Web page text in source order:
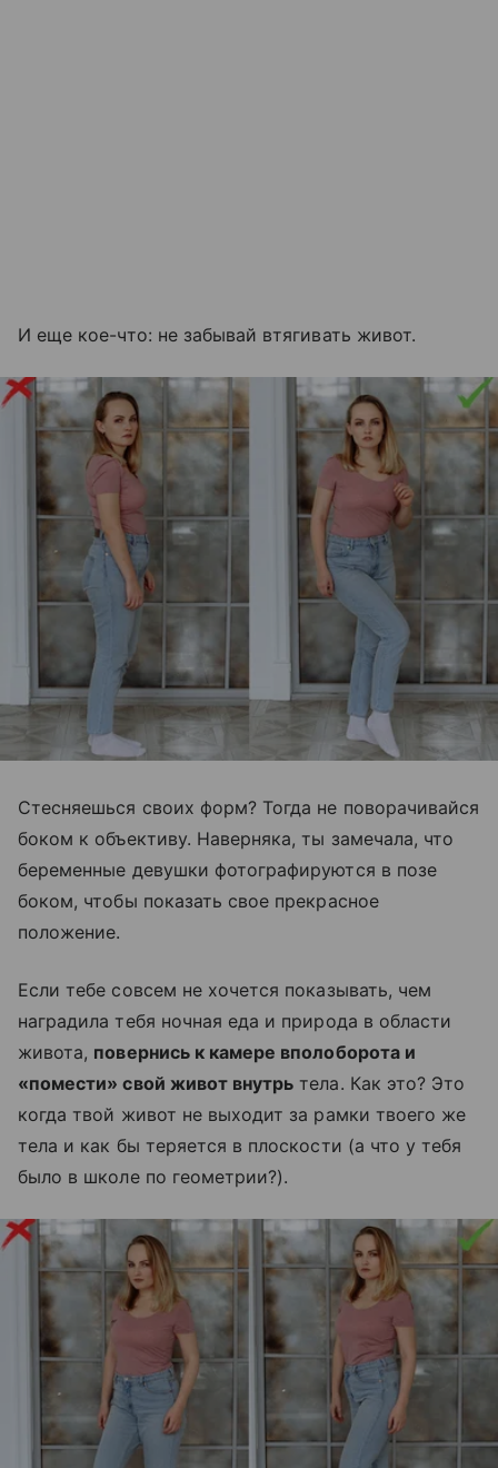
И еще кое-что: не забывай втягивать живот.
Стесняешься своих форм? Тогда не поворачивайся
боком к объективу. Наверняка, ты замечала, что
беременные девушки фотографируются в позе
боком, чтобы показать свое прекрасное
положение.
Если тебе совсем не хочется показывать, чем
наградила тебя ночная еда и природа в области
живота, повернись к камере вполоборота и
«помести» свой живот внутрь тела. Как это? Это
когда твой живот не выходит за рамки твоего же
тела и как бы теряется в плоскости (а что у тебя
было в школе по геометрии?).